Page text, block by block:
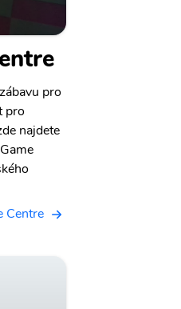
pro
pro
najdete
Centre